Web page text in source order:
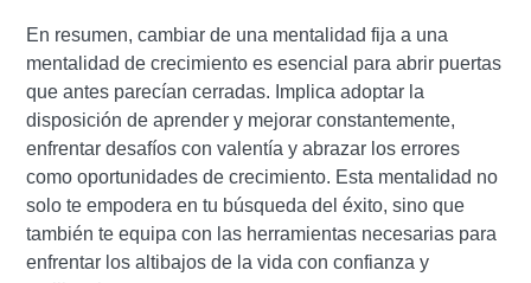
En resumen, cambiar de una mentalidad fija a una
mentalidad de crecimiento es esencial para abrir puertas
que antes parecían cerradas. Implica adoptar la
disposición de aprender y mejorar constantemente,
enfrentar desafíos con valentía y abrazar los errores
como oportunidades de crecimiento. Esta mentalidad no
solo te empodera en tu búsqueda del éxito, sino que
también te equipa con las herramientas necesarias para
enfrentar los altibajos de la vida con confianza y